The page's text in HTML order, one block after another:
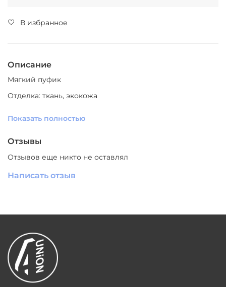
В избранное
Описание
Мягкий пуфик
Отделка: ткань, экокожа
Показать полностью
Отзывы
Отзывов еще никто не оставлял
Написать отзыв